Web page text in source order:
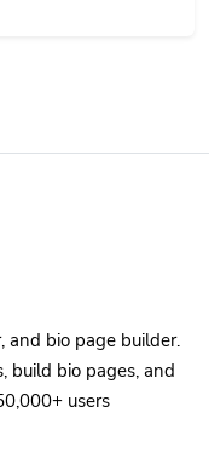
and bio page builder.
build bio pages, and
users